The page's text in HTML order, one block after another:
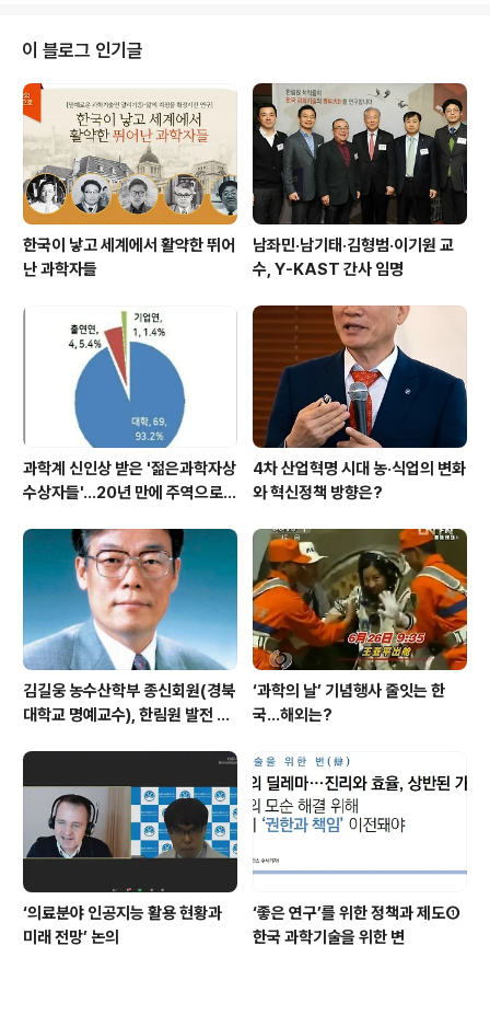
자’라는 제목으로 ‘한림원의 목소리 제80호’를 공표했다.
이번 한림원의 목소리에서는 직무발명보상금을 근로소득
으로 규정해 종합과세하고 있는 현행 소득세법의 부작용을
지적하고 △공평과세 △고용관계 △소득의 성격 △비과
세 한도 △소득세법 개정 등의 측면에서 개선방안을 제시
했다. 세부사항으로는 △근무지속여부와 관계없이 기타소
득세로 과세 △..
이 블로그 인기글
한국이 낳고 세계에서 활약한 뛰어
난 과학자들
남좌민·남기태·김형범·이기원 교
수, Y-KAST 간사 임명
과학계 신인상 받은 '젊은과학자상
수상자들'…20년 만에 주역으로
4차 산업혁명 시대 농·식업의 변화
와 혁신정책 방향은?
김길웅 농수산학부 종신회원(경북
대학교 명예교수), 한림원 발전 위
‘과학의 날’ 기념행사 줄잇는 한
국…해외는?
‘의료분야 인공지능 활용 현황과
미래 전망’ 논의
‘좋은 연구’를 위한 정책과 제도①
한국 과학기술을 위한 변